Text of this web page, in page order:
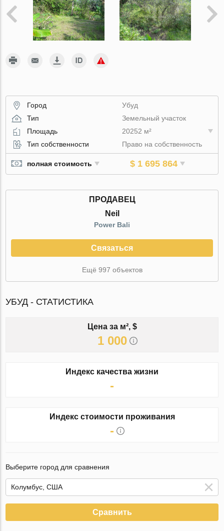
Город
Убуд
Тип
Земельный участок
Площадь
20252 м²
Тип собственности
Право на собственность
полная стоимость $ 1 695 864
ПРОДАВЕЦ
Neil
Power Bali
Связаться
Ещё 997 объектов
УБУД - СТАТИСТИКА
Цена за м², $
1 000
Индекс качества жизни
-
Индекс стоимости проживания
-
Выберите город для сравнения
Сравнить